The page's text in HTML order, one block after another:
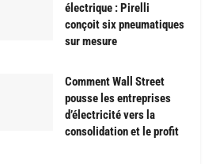
électrique : Pirelli
conçoit six pneumatiques
sur mesure
Comment Wall Street
pousse les entreprises
d’électricité vers la
consolidation et le profit